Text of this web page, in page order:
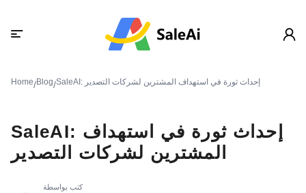
Home/Blog/ SaleAI: إحداث ثورة في استهداف المشترين لشركات التصدير
SaleAI: إحداث ثورة في استهداف
المشترين لشركات التصدير
كتب بواسطة